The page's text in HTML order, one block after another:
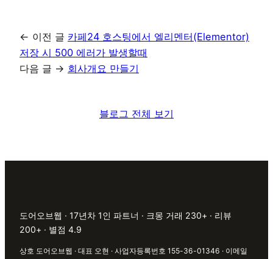
← 이전 글 카페24 호스팅에서 엘리멘터(Elementor)
저장 시 500 에러가 발생할때
다음 글 → 회사개요 만들기
블로그 전체 보기
도어오브웹 · 17년차 1인 파트너 · 크몽 거래 230+ · 리뷰
200+ · 별점 4.9
상호 도어오브웹 · 대표 오현 · 사업자등록번호 155-36-01346 · 이메일